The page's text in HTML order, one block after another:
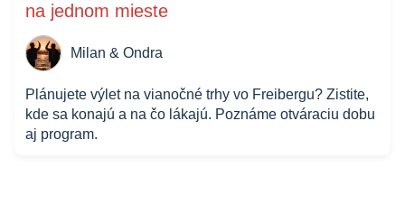
na jednom mieste
Milan & Ondra
Plánujete výlet na vianočné trhy vo Freibergu? Zistite,
kde sa konajú a na čo lákajú. Poznáme otváraciu dobu
aj program.